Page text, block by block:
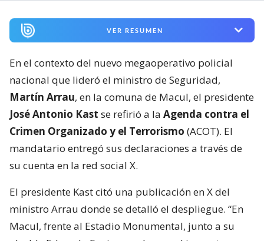
VER RESUMEN
En el contexto del nuevo megaoperativo policial
nacional que lideró el ministro de Seguridad,
Martín Arrau, en la comuna de Macul, el presidente
José Antonio Kast se refirió a la Agenda contra el
Crimen Organizado y el Terrorismo (ACOT). El
mandatario entregó sus declaraciones a través de
su cuenta en la red social X.
El presidente Kast citó una publicación en X del
ministro Arrau donde se detalló el despliegue. “En
Macul, frente al Estadio Monumental, junto a su